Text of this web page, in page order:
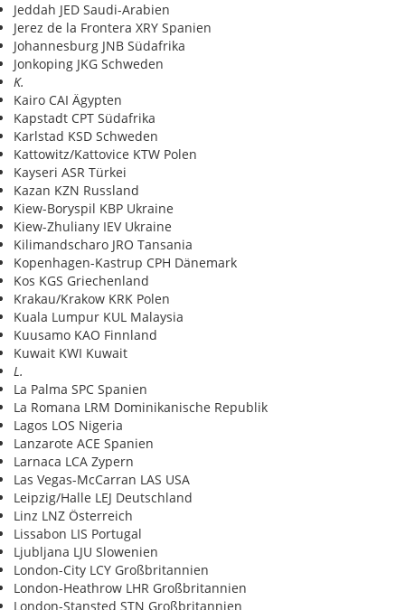
Jeddah JED Saudi-Arabien
Jerez de la Frontera XRY Spanien
Johannesburg JNB Südafrika
Jonkoping JKG Schweden
K.
Kairo CAI Ägypten
Kapstadt CPT Südafrika
Karlstad KSD Schweden
Kattowitz/Kattovice KTW Polen
Kayseri ASR Türkei
Kazan KZN Russland
Kiew-Boryspil KBP Ukraine
Kiew-Zhuliany IEV Ukraine
Kilimandscharo JRO Tansania
Kopenhagen-Kastrup CPH Dänemark
Kos KGS Griechenland
Krakau/Krakow KRK Polen
Kuala Lumpur KUL Malaysia
Kuusamo KAO Finnland
Kuwait KWI Kuwait
L.
La Palma SPC Spanien
La Romana LRM Dominikanische Republik
Lagos LOS Nigeria
Lanzarote ACE Spanien
Larnaca LCA Zypern
Las Vegas-McCarran LAS USA
Leipzig/Halle LEJ Deutschland
Linz LNZ Österreich
Lissabon LIS Portugal
Ljubljana LJU Slowenien
London-City LCY Großbritannien
London-Heathrow LHR Großbritannien
London-Stansted STN Großbritannien